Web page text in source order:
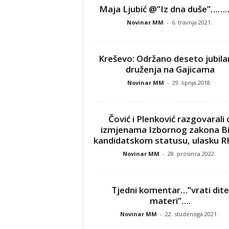
Maja Ljubić @”Iz dna
Novinar MM - 6. travnja 2021.
Kreševo: Održano deseto
druženja na Gajicama
Novinar MM - 29. lipnja 2018.
Čović i Plenković razgovarali
izmjenama Izbornog zakona
kandidatskom statusu, ulasku
Novinar MM - 28. prosinca 2022.
Tjedni komentar…”vrati dite
materi”….
Novinar MM - 22. studenoga 2021.